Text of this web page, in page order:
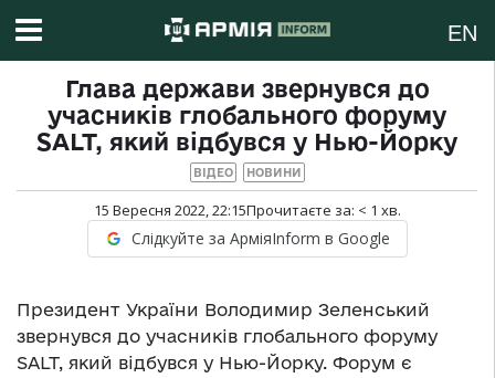
EN
Глава держави звернувся до
учасників глобального форуму
SALT, який відбувся у Нью-Йорку
ВІДЕО НОВИНИ
15 Вересня 2022, 22:15Прочитаєте за: < 1 хв.
Слідкуйте за АрміяInform в Google
Президент України Володимир Зеленський
звернувся до учасників глобального форуму
SALT, який відбувся у Нью-Йорку. Форум є